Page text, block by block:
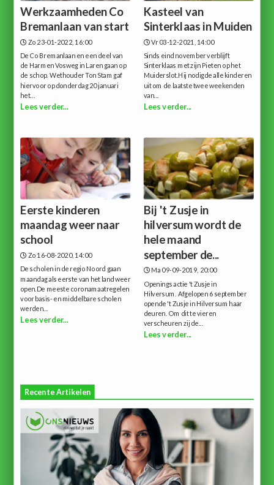
Werkzaamheden Co
Bremanlaan van start
Zo 23-01-2022, 16:00
De Co Bremanlaan en een deel van
de Harmen Vosweg in Laren gaan op
de schop. Wethouder Ton Stam gaf
hiervoor op donderdag 20 januari
het...
Lees verder...
Kasteel van
Sinterklaas in Muiden
Vr 03-12-2021, 14:00
Sinds eind november verblijft
Sinterklaas met zijn Pieten op het
Muiderslot.Hij nodigde alle kinderen
uit om de laatste twee weekenden
van...
Lees verder...
Eerste kinderen
maandag weer naar
school
Zo 16-08-2020, 14:00
De scholen in de regio Noord gaan
maandag als eerste van het land weer
open.De meeste coronamaatregelen
voor basis- en middelbare scholen
werden...
Lees verder...
Bij 't Zusje in
hilversum wordt de
hele maand
september de...
Ma 09-09-2019, 20:00
Openings actie 't Zusje in
Hilversum. Afgelopen 6 september
opende 't Zusje in Hilversum haar
deuren. Om dit te vieren
verscheuren zij de...
Lees verder...
Recente Artikelen